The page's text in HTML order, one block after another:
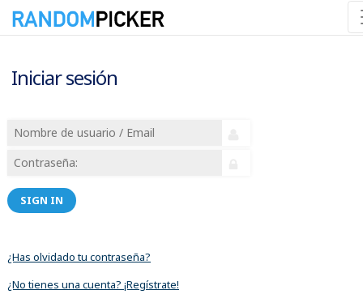
Iniciar sesión
SIGN IN
¿Has olvidado tu contraseña?
¿No tienes una cuenta? ¡Regístrate!